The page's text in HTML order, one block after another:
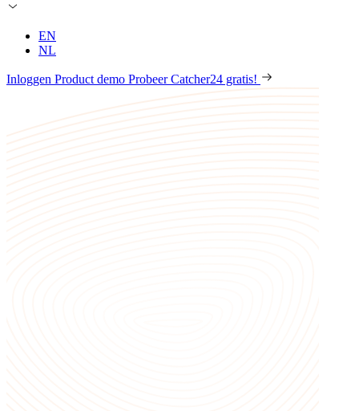
EN
NL
Inloggen Product demo Probeer Catcher24 gratis!